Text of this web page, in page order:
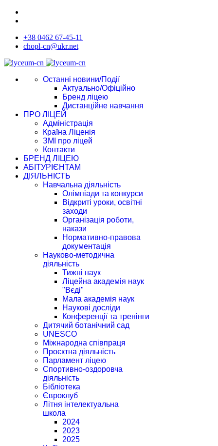
+38 0462 67-45-11
chopl-cn@ukr.net
Останні новини/Події
Актуально/Офіційно
Бренд ліцею
Дистанційне навчання
ПРО ЛІЦЕЙ
Адміністрація
Країна Ліценія
ЗМІ про ліцей
Контакти
БРЕНД ЛІЦЕЮ
АБІТУРІЄНТАМ
ДІЯЛЬНІСТЬ
Навчальна діяльність
Олімпіади та конкурси
Відкриті уроки, освітні
заходи
Організація роботи,
накази
Нормативно-правова
документація
Науково-методична
діяльність
Тижні наук
Ліцейна академія наук
"Вєді"
Мала академія наук
Наукові досліди
Конференції та тренінги
Дитячий ботанічний сад
UNESCO
Міжнародна співпраця
Проєктна діяльність
Парламент ліцею
Спортивно-оздоровча
діяльність
Бібліотека
Євроклуб
Літня інтелектуальна
школа
2024
2023
2025